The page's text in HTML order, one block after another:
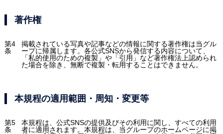
著作権
第4
条
掲載されている写真や記事などの情報に関する著作権は当グル
ープに帰属します。各公式SNSから発信する内容について、
「私的使用のための複製」や「引用」など著作権法上認められ
た場合を除き、無断で複製・転用することはできません。
本規程の適用範囲・周知・変更等
第5
条
本規程は、公式SNSの提供及びその利用に関し、すべての利用
者に適用されます。本規程は、当グループのホームページに掲